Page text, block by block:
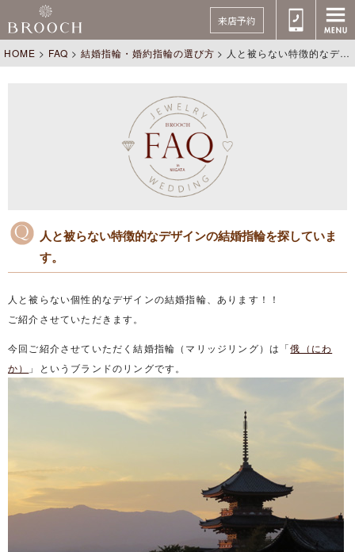
来店予約
HOME > FAQ >結婚指輪・婚約指輪の選び方 > 人と被らない特徴的なデザインの結婚指輪を探しています。
人と被らない特徴的なデザインの結婚指輪を探していま
す。
人と被らない個性的なデザインの結婚指輪、あります！！
ご紹介させていただきます。
今回ご紹介させていただく結婚指輪（マリッジリング）は「俄（にわ
か）
」というブランドのリングです。